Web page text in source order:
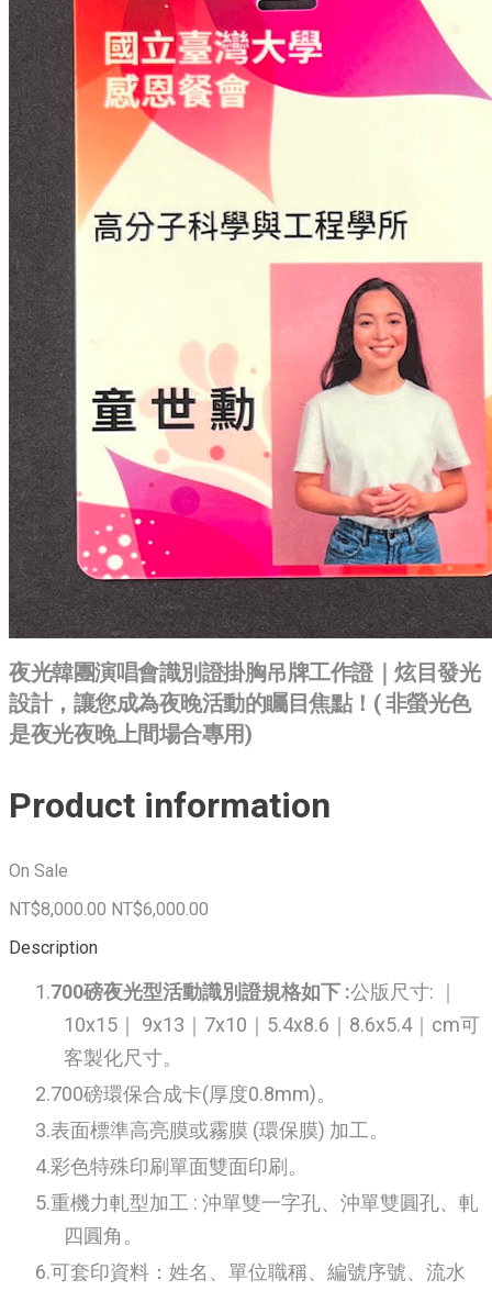
夜光韓團演唱會識別證掛胸吊牌工作證｜炫目發光
設計，讓您成為夜晚活動的矚目焦點！( 非螢光色
是夜光夜晚上間場合專用)
Product information
On Sale
NT$8,000.00 NT$6,000.00
Description
700磅夜光型活動識別證規格如下 :公版尺寸: ｜
10x15｜ 9x13｜7x10｜5.4x8.6｜8.6x5.4｜cm可
客製化尺寸。
700磅環保合成卡(厚度0.8mm)。
表面標準高亮膜或霧膜 (環保膜) 加工。
彩色特殊印刷單面雙面印刷。
重機力軋型加工 : 沖單雙一字孔、沖單雙圓孔、軋
四圓角。
可套印資料：姓名、單位職稱、編號序號、流水